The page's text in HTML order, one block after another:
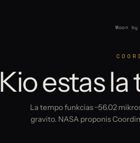
Moon
Kio estas
La tempo funkcias ~56.02
gravito. NASA proponis